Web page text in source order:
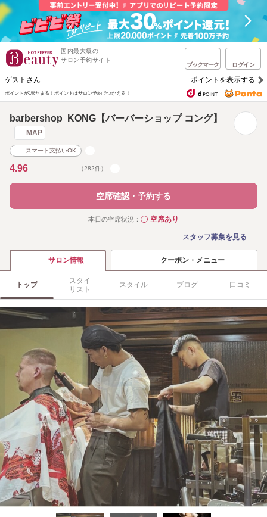
国内最大級の
サロン予約サイト
ブックマーク ログイン
ゲストさん ポイントを表示する
ポイントが1%たまる！ ポイントはサロン予約でつかえる！
barbershop KONG【バーバーショップ コング】
MAP
スマート支払いOK
4.96 （282件）
空席確認・予約する
本日の空席状況： ◯空席あり
スタッフ募集を見る
サロン情報 クーポン・メニュー
トップ
スタイ
リスト
スタイル ブログ 口コミ